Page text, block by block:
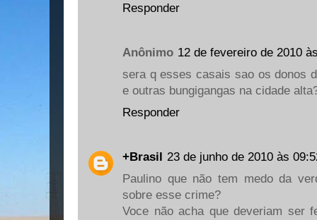
Responder
Anônimo 12 de fevereiro de 2010
sera q esses casais sao os donos
e outras bungigangas na cidade
Responder
+Brasil
23 de junho de 2010 às
Paulino que não tem medo da
sobre esse crime?
Voce não acha que deveriam ser